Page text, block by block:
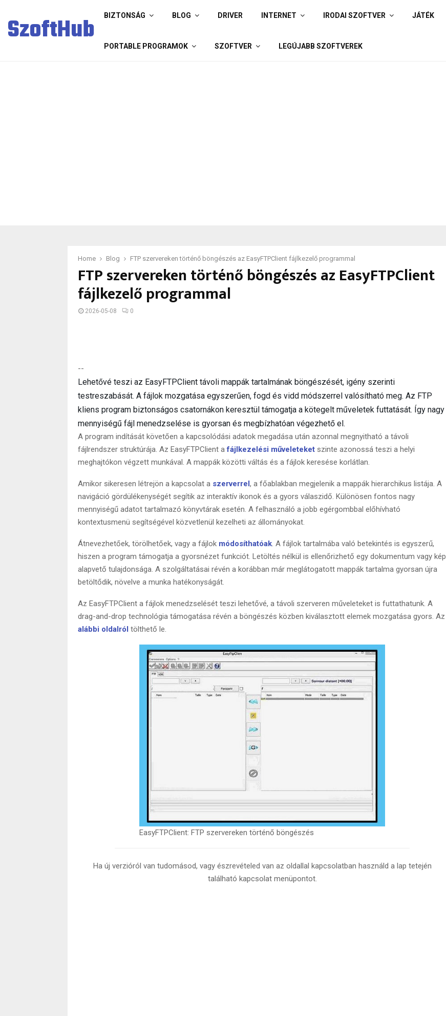
SzoftHub BIZTONSÁG BLOG DRIVER INTERNET IRODAI SZOFTVER JÁTÉK
PORTABLE PROGRAMOK SZOFTVER LEGÚJABB SZOFTVEREK
Home Blog FTP szervereken történő böngészés az EasyFTPClient fájlkezelő programmal
FTP szervereken történő böngészés az EasyFTPClient
fájlkezelő programmal
2026-05-08 0
--
Lehetővé teszi az EasyFTPClient távoli mappák tartalmának böngészését, igény szerinti
testreszabását. A fájlok mozgatása egyszerűen, fogd és vidd módszerrel valósítható meg. Az FTP
kliens program biztonságos csatornákon keresztül támogatja a kötegelt műveletek futtatását. Így nagy
mennyiségű fájl menedzselése is gyorsan és megbízhatóan végezhető el.
A program indítását követően a kapcsolódási adatok megadása után azonnal megnyitható a távoli
fájlrendszer struktúrája. Az EasyFTPClient afájlkezelési műveleteket szinte azonossá teszi a helyi
meghajtókon végzett munkával. A mappák közötti váltás és a fájlok keresése korlátlan.
Amikor sikeresen létrejön a kapcsolat a szerverrel, a főablakban megjelenik a mappák hierarchikus listája. A
navigáció gördülékenységét segítik az interaktív ikonok és a gyors válaszidő. Különösen fontos nagy
mennyiségű adatot tartalmazó könyvtárak esetén. A felhasználó a jobb egérgombbal előhívható
kontextusmenü segítségével közvetlenül kezelheti az állományokat.
Átnevezhetőek, törölhetőek, vagy a fájlok módosíthatóak . A fájlok tartalmába való betekintés is egyszerű,
hiszen a program támogatja a gyorsnézet funkciót. Letöltés nélkül is ellenőrizhető egy dokumentum vagy kép
alapvető tulajdonsága. A szolgáltatásai révén a korábban már meglátogatott mappák tartalma gyorsan újra
betöltődik, növelve a munka hatékonyságát.
Az EasyFTPClient a fájlok menedzselését teszi lehetővé, a távoli szerveren műveleteket is futtathatunk. A
drag-and-drop technológia támogatása révén a böngészés közben kiválasztott elemek mozgatása gyors. Az
alábbi oldalról tölthető le.
EasyFTPClient: FTP szervereken történő böngészés
Ha új verzióról van tudomásod, vagy észrevételed van az oldallal kapcsolatban használd a lap tetején
található kapcsolat menüpontot.